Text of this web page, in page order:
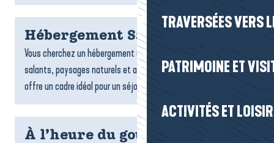
TRAVERSÉES VERS
PATRIMOINE ET
ACTIVITÉS ET
Hébergement Saint-Molf
Vous cherchez un hébergement à Saint-Molf ? Entre marais
salants, paysages naturels et ambiance paisible, la commune
offre un cadre idéal pour un séjour ressourçant. Locations,...
À l’heure du goûter